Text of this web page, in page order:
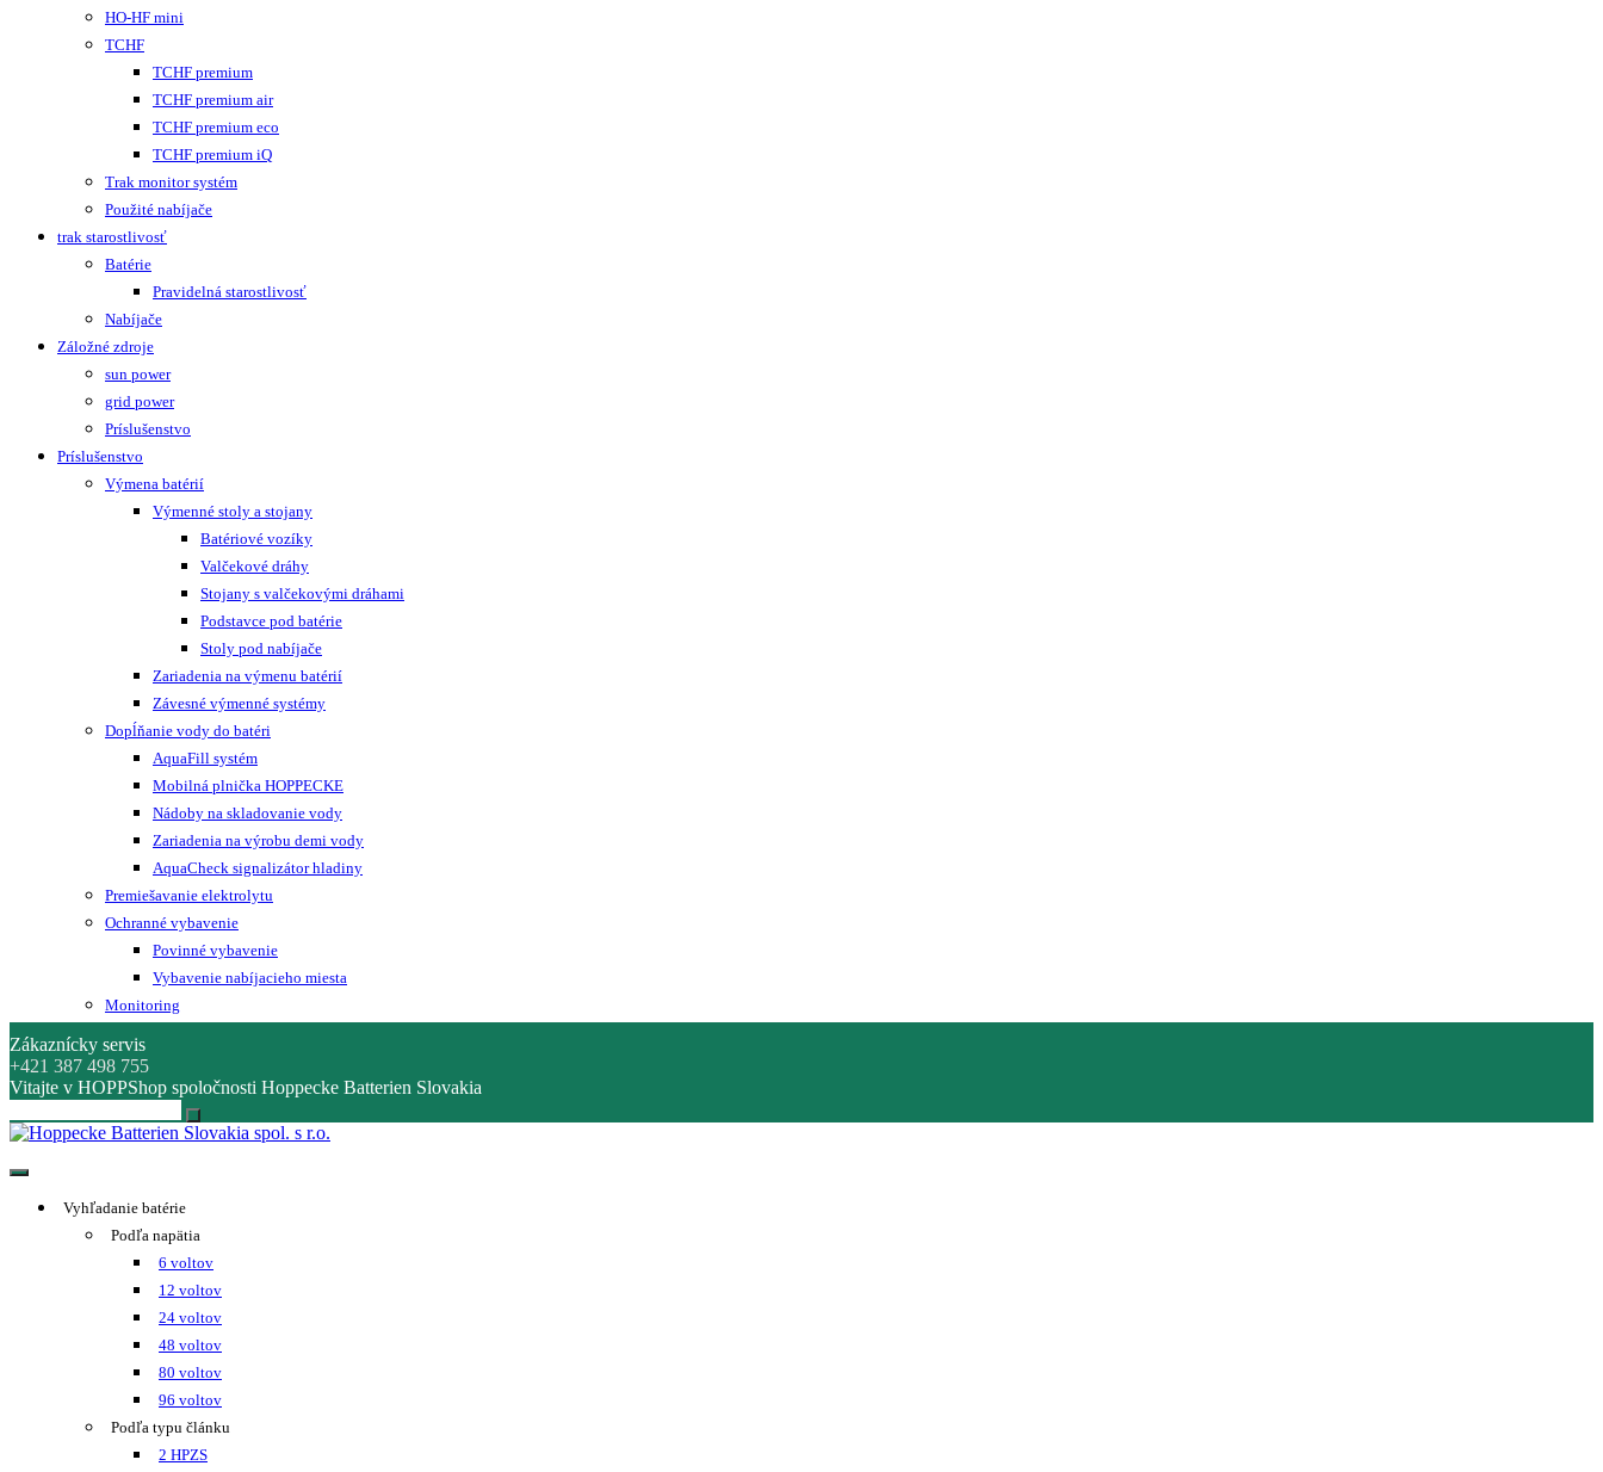
HO-HF mini
TCHF
TCHF premium
TCHF premium air
TCHF premium eco
TCHF premium iQ
Trak monitor systém
Použité nabíjače
trak starostlivosť
Batérie
Pravidelná starostlivosť
Nabíjače
Záložné zdroje
sun power
grid power
Príslušenstvo
Príslušenstvo
Výmena batérií
Výmenné stoly a stojany
Batériové vozíky
Valčekové dráhy
Stojany s valčekovými dráhami
Podstavce pod batérie
Stoly pod nabíjače
Zariadenia na výmenu batérií
Závesné výmenné systémy
Dopĺňanie vody do batéri
AquaFill systém
Mobilná plnička HOPPECKE
Nádoby na skladovanie vody
Zariadenia na výrobu demi vody
AquaCheck signalizátor hladiny
Premiešavanie elektrolytu
Ochranné vybavenie
Povinné vybavenie
Vybavenie nabíjacieho miesta
Monitoring
Zákaznícky servis
+421 387 498 755
Vitajte v HOPPShop spoločnosti Hoppecke Batterien Slovakia
Hoppecke Batterien Slovakia spol. s r.o.
Online B2B konfigurátor HOPPECKE
Vyhľadanie batérie
Podľa napätia
6 voltov
12 voltov
24 voltov
48 voltov
80 voltov
96 voltov
Podľa typu článku
2 HPZS